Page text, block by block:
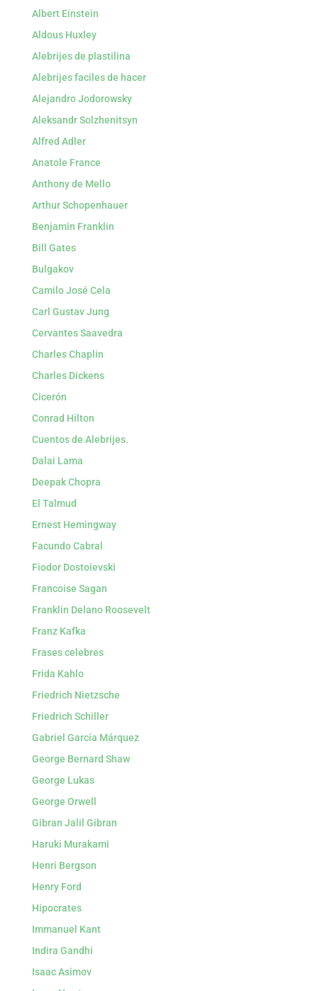
Albert Einstein
Aldous Huxley
Alebrijes de plastilina
Alebrijes faciles de hacer
Alejandro Jodorowsky
Aleksandr Solzhenitsyn
Alfred Adler
Anatole France
Anthony de Mello
Arthur Schopenhauer
Benjamin Franklin
Bill Gates
Bulgakov
Camilo José Cela
Carl Gustav Jung
Cervantes Saavedra
Charles Chaplin
Charles Dickens
Cicerón
Conrad Hilton
Cuentos de Alebrijes.
Dalai Lama
Deepak Chopra
El Talmud
Ernest Hemingway
Facundo Cabral
Fiodor Dostoievski
Francoise Sagan
Franklin Delano Roosevelt
Franz Kafka
Frases celebres
Frida Kahlo
Friedrich Nietzsche
Friedrich Schiller
Gabriel García Márquez
George Bernard Shaw
George Lukas
George Orwell
Gibran Jalil Gibran
Haruki Murakami
Henri Bergson
Henry Ford
Hipocrates
Immanuel Kant
Indira Gandhi
Isaac Asimov